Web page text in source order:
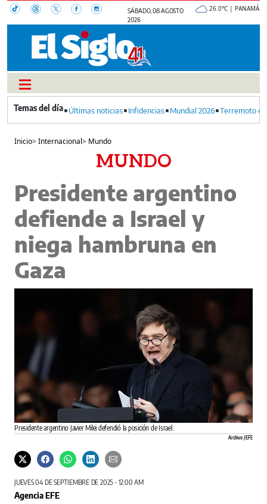
SÁBADO, 08 AGOSTO
2026
26.0°C | PANAMÁ
Últimas noticias Infidencias Mundial 2026 Terremoto
Inicio>Internacional> Mundo
MUNDO
Presidente argentino
defiende a Israel y
niega hambruna en
Gaza
Presidente argentino Javier Milei defendió la posición de Israel.
Archivo / EFE
JUEVES 04 DE SEPTIEMBRE DE 2025 - 12:00 AM
Agencia EFE